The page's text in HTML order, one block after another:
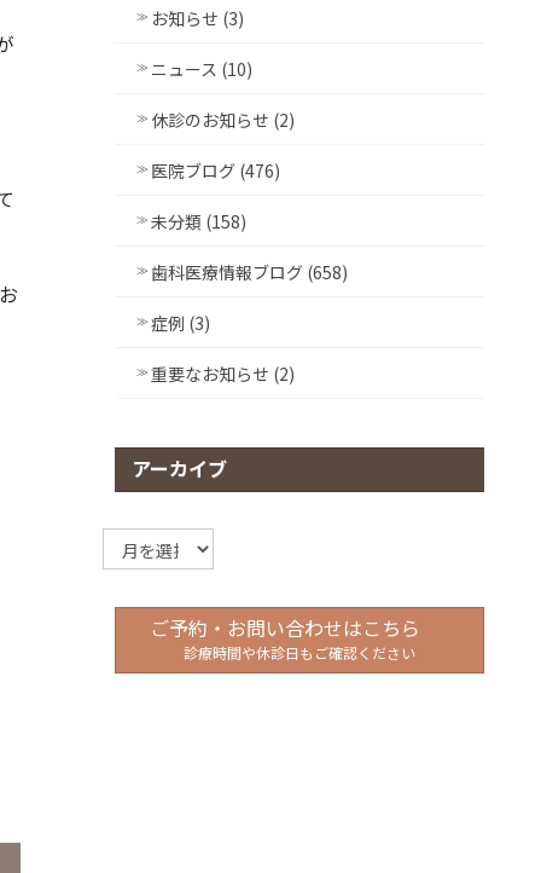
お知らせ (3)
ニュース (10)
休診のお知らせ (2)
医院ブログ (476)
未分類 (158)
歯科医療情報ブログ (658)
症例 (3)
重要なお知らせ (2)
アーカイブ
ア
ー
イ
ご予約・お問い合わせはこちら
診療時間や休診日もご確認ください